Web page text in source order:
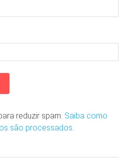
reduzir spam. Saiba como
são processados.